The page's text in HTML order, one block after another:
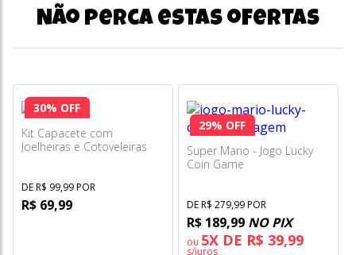
Não perca estas ofertas
30% OFF
Kit Capacete com
Joelheiras e Cotoveleiras
DE R$ 99,99 POR
R$ 69,99
29% OFF
Super Mario - Jogo Lucky
Coin Game
DE R$ 279,99 POR
R$ 189,99 NO PIX
ou 5X DE R$ 39,99
s/juros